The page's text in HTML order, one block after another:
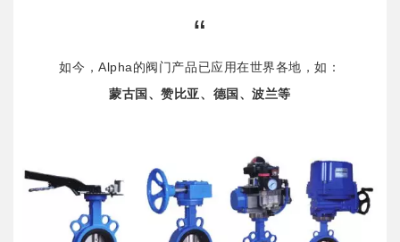
“
如今，Alpha的阀门产品已应用在世界各地，如：
蒙古国、赞比亚、德国、波兰等